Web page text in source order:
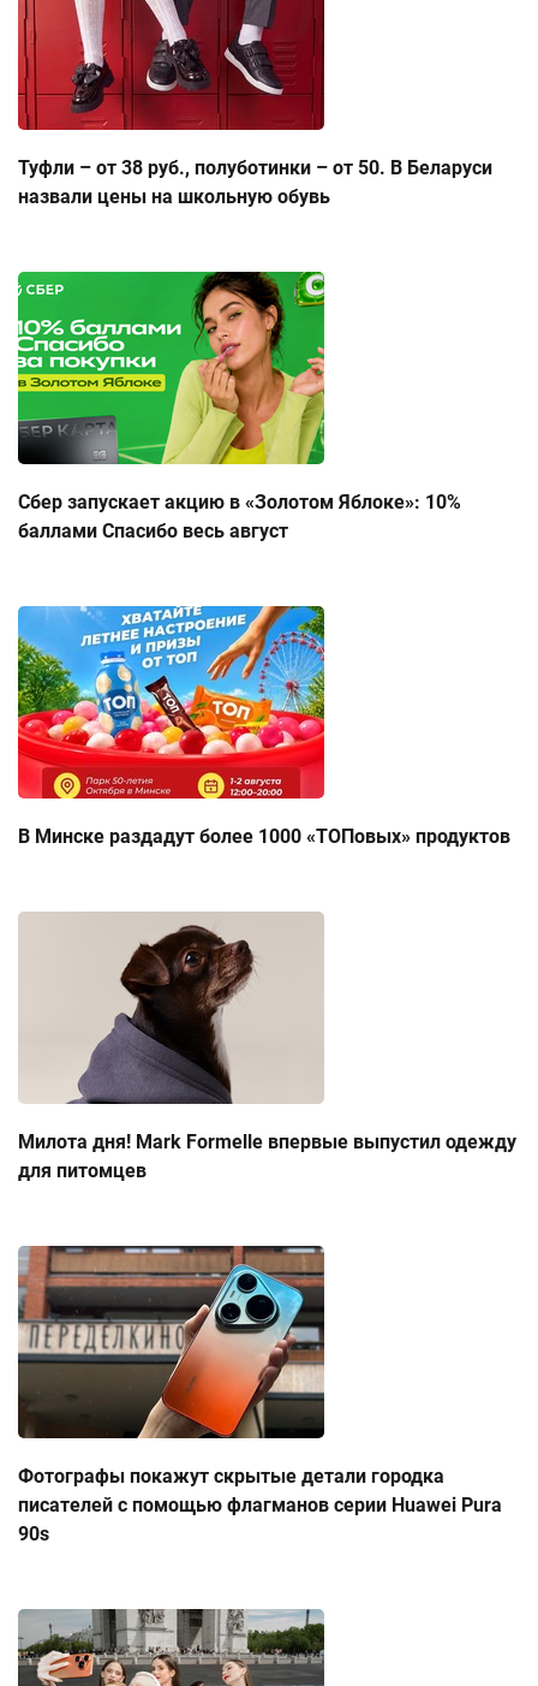
Туфли – от 38 руб., полуботинки – от 50. В Беларуси
назвали цены на школьную обувь
Сбер запускает акцию в «Золотом Яблоке»: 10%
баллами Спасибо весь август
В Минске раздадут более 1000 «ТОПовых» продуктов
Милота дня! Mark Formelle впервые выпустил одежду
для питомцев
Фотографы покажут скрытые детали городка
писателей с помощью флагманов серии Huawei Pura
90s